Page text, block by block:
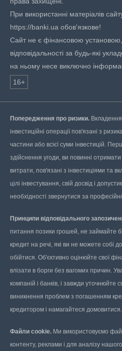
При використанні матеріалів
https://banki.ua обов'язкове!
Сайт не є фінансовою
відповідальності за будь-які
на ньому несе виключно
16+
Попередження про ризики. Вкладення
інвестиційні операції пов'язані з
частини або всієї суми інвестицій.
здійснення угоди, ви повинні
витрати, пов'язані з інвестиціями та
цілі інвестування, свій досвід і
необхідності звернутися за
Принципи відповідального
питання позики грошей, не займайте
кредит на речі, які ви не можете собі
обійтися. Об'єктивно оцінюйте свої
влізати в борги без вагомих причин.
компаній і банків, і завжди уточнюйте
виникнення проблем з погашенням
кредитором і намагайтеся домовитися.
Файли cookie. Ми використовуємо
контенту, реклами і для аналізу